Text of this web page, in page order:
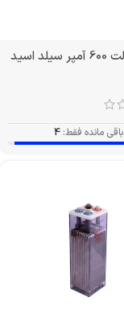
باتری 2 ولت 600 آمپر سیلد اسید
باقی مانده فقط: 4